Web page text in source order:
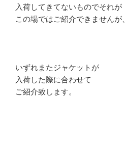
入荷してきてないものでそれが
この場ではご紹介できませんが、
いずれまたジャケットが
入荷した際に合わせて
ご紹介致します。